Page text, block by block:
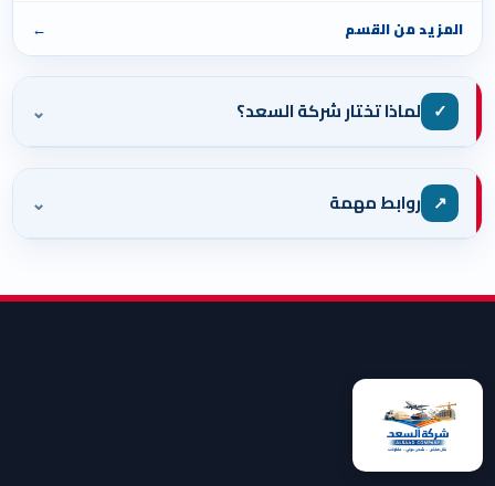
المزيد من القسم ←
✓ لماذا تختار شركة السعد؟ ⌄
↗ روابط مهمة ⌄